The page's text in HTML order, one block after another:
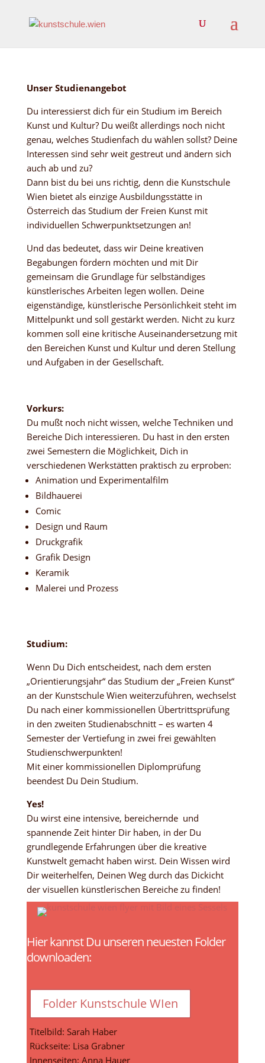
Unser Studienangebot
Du interessierst dich für ein Studium im Bereich
Kunst und Kultur? Du weißt allerdings noch nicht
genau, welches Studienfach du wählen sollst? Deine
Interessen sind sehr weit gestreut und ändern sich
auch ab und zu?
Dann bist du bei uns richtig, denn die Kunstschule
Wien bietet als einzige Ausbildungsstätte in
Österreich das Studium der Freien Kunst mit
individuellen Schwerpunktsetzungen an!
Und das bedeutet, dass wir Deine kreativen
Begabungen fördern möchten und mit Dir
gemeinsam die Grundlage für selbständiges
künstlerisches Arbeiten legen wollen. Deine
eigenständige, künstlerische Persönlichkeit steht im
Mittelpunkt und soll gestärkt werden. Nicht zu kurz
kommen soll eine kritische Auseinandersetzung mit
den Bereichen Kunst und Kultur und deren Stellung
und Aufgaben in der Gesellschaft.
Vorkurs:
Du mußt noch nicht wissen, welche Techniken und
Bereiche Dich interessieren. Du hast in den ersten
zwei Semestern die Möglichkeit, Dich in
verschiedenen Werkstätten praktisch zu erproben:
Animation und Experimentalfilm
Bildhauerei
Comic
Design und Raum
Druckgrafik
Grafik Design
Keramik
Malerei und Prozess
Studium:
Wenn Du Dich entscheidest, nach dem ersten
„Orientierungsjahr“ das Studium der „Freien Kunst“
an der Kunstschule Wien weiterzuführen, wechselst
Du nach einer kommissionellen Übertrittsprüfung
in den zweiten Studienabschnitt – es warten 4
Semester der Vertiefung in zwei frei gewählten
Studienschwerpunkten!
Mit einer kommissionellen Diplomprüfung
beendest Du Dein Studium.
Yes!
Du wirst eine intensive, bereichernde und
spannende Zeit hinter Dir haben, in der Du
grundlegende Erfahrungen über die kreative
Kunstwelt gemacht haben wirst. Dein Wissen wird
Dir weiterhelfen, Deinen Weg durch das Dickicht
der visuellen künstlerischen Bereiche zu finden!
Hier kannst Du unseren neuesten Folder
downloaden:
Folder Kunstschule WIen
Titelbild: Sarah Haber
Rückseite: Lisa Grabner
Innenseiten: Anna Hauer